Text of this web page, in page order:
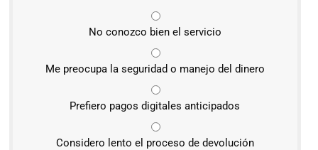
No conozco bien el servicio
Me preocupa la seguridad o manejo del dinero
Prefiero pagos digitales anticipados
Considero lento el proceso de devolución